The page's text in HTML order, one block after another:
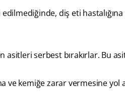
diş eti
serbest bırakırlar. Bu
ve kemiğe zarar vermesine